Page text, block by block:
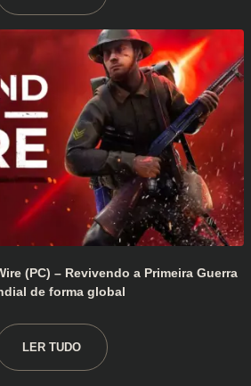
(PC) – Revivendo a Primeira Guerra
de forma global
LER TUDO